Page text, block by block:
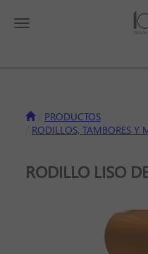
Toggle navigation
PRODUCTOS
RODILLOS, TAMBORES Y
RODILLO LISO